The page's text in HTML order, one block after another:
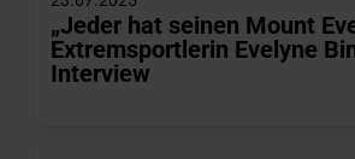
„Jeder hat seinen Mount
Extremsportlerin Evelyne
Interview